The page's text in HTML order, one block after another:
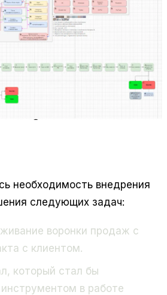
необходимость внедрения
следующих задач:
воронки продаж с
с клиентом.
который стал бы
в работе